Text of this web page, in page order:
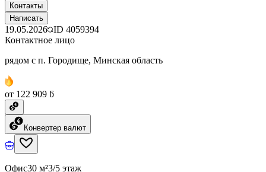
Контакты
Написать
19.05.2026 ID 4059394
Контактное лицо
рядом с п. Городище, Минская область
от 122 909 ƃ
Конвертер валют
Офис30 м²3/5 этаж